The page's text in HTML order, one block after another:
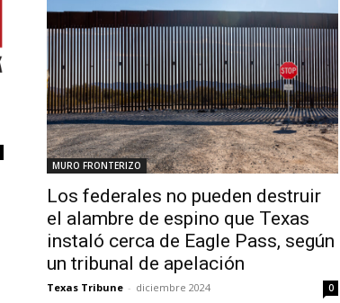
MURO FRONTERIZO
Los federales no pueden destruir
el alambre de espino que Texas
instaló cerca de Eagle Pass, según
un tribunal de apelación
Texas Tribune - diciembre 2024 0